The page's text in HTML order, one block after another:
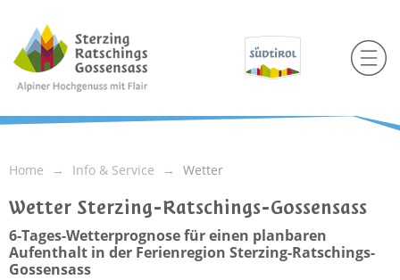
Home Info & Service Wetter
Wetter Sterzing-Ratschings-Gossensass
6-Tages-Wetterprognose für einen planbaren
Aufenthalt in der Ferienregion Sterzing-Ratschings-
Gossensass